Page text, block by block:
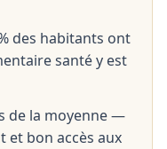
des habitants ont
santé y est
de la moyenne —
et bon accès aux